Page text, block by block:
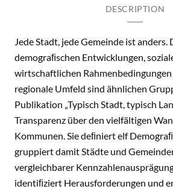
DESCRIPTION
Jede Stadt, jede Gemeinde ist anders.
demograﬁschen Entwicklungen,
wirtschaftlichen
regionale Umfeld sind ähnlichen
Publikation „Typisch Stadt, typisch
Transparenz über den vielfältigen
Kommunen. Sie deﬁniert elf
gruppiert damit Städte und
vergleichbarer
identiﬁziert Herausforderungen und